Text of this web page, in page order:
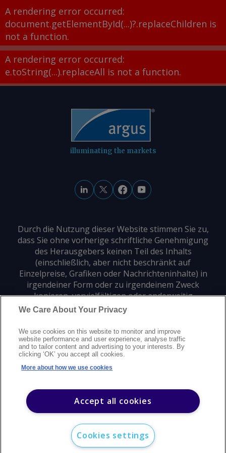
A rendering error occurred:
document.getElementById(...)?.replaceChildren is
not a function.
A rendering error occurred:
e.toString(...).replaceAll is not a function.
illuminating the markets
Durch die Nutzung dieser Website stimmen Sie zu,
dass Sie ohne vorherige schriftliche Genehmigung
des Herausgebers keinen Teil des Inhalts
(einschließlich, aber nicht beschränkt auf
Einzelpreise, Grafiken oder Nachrichteninhalte) in
irgendeiner Form oder zu irgendeinem Zweck
kopieren, vervielfältigen oder anderweitig
verwenden dürfen.
DatenschutzMarkenzeichenUrheberrecht
NutzungsbedingungenErklärung zur modernen Sklaverei
CareersKundensupport
We Care About Your Privacy
We use cookies on this website to monitor and improve
website performance and user experience, analyse traffic
and to tailor content and advertising to your interests. By
clicking ‘OK’ you accept all cookies.
More about how we use cookies
Accept all cookies
Cookies settings